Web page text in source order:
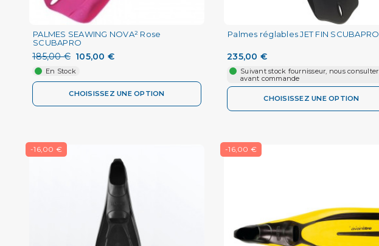
PALMES SEAWING NOVA² Rose
SCUBAPRO
185,00 € 105,00 €
En Stock
CHOISISSEZ UNE OPTION
Palmes réglables JET FIN SCUBAPRO
235,00 €
Suivant stock fournisseur, nous consulter
avant commande
CHOISISSEZ UNE OPTION
-16,00 € -16,00 €